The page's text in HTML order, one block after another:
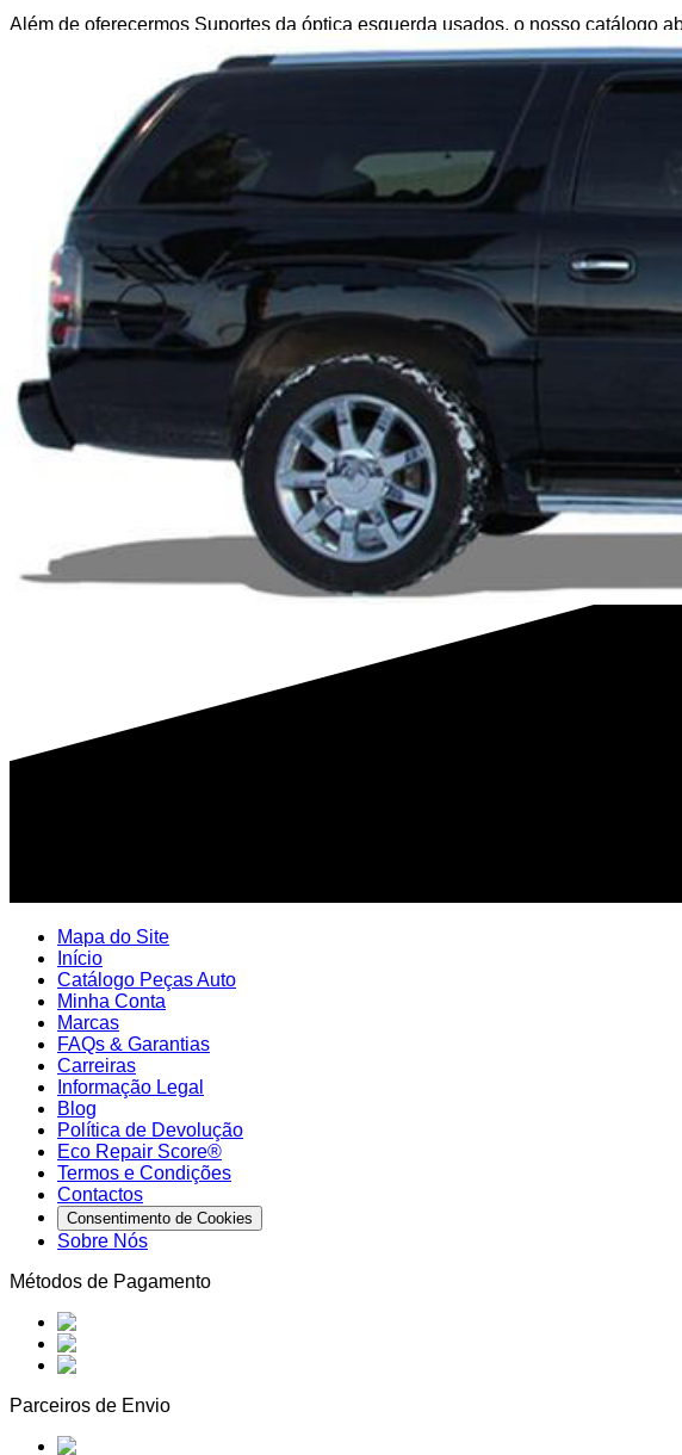
Além de oferecermos Suportes da óptica esquerda usados, o nosso catálogo
peças auto para atender a todas as exigências, seja para uma reparação
essencial, por isso cada uma das nossas peças auto vem com uma garantia
Compreendemos que cada proprietário de carro deseja manter o seu veículo
precise de um suporte-da-optica-esquerda ou de qualquer outra peça de
sem complicações. Além disso, graças ao nosso vasto stock, nunca terá de
qualquer outra peça auto chega rapidamente à sua porta.
A nossa plataforma online foi desenhada para simplificar o processo de
Graças ao nosso sistema de pesquisa avançado, encontrará facilmente o
necessite. Isto torna a sua experiência de compra na B-Parts fluida, rápida e
Ao escolher a B-Parts, está a optar por um serviço fiável e seguro. As
inspecionadas para garantir que estão em excelentes condições antes do
proporcionando uma alternativa sustentável às peças novas. Com o nosso
se adapta perfeitamente ao seu veículo.
Se precisa de um suporte-da-optica-esquerda da CADILLAC ou de qualquer
de que cada peça está coberta por uma garantia. Confie na B-Parts para
Mapa do Site
Início
Catálogo Peças Auto
Minha Conta
Marcas
FAQs & Garantias
Carreiras
Informação Legal
Blog
Política de Devolução
Eco Repair Score®
Termos e Condições
Contactos
Consentimento de Cookies
Sobre Nós
Métodos de Pagamento
Parceiros de Envio